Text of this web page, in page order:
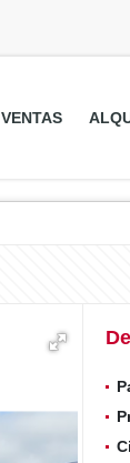
VENTAS